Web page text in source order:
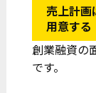
売上計画
用意する
創業融資の
です。